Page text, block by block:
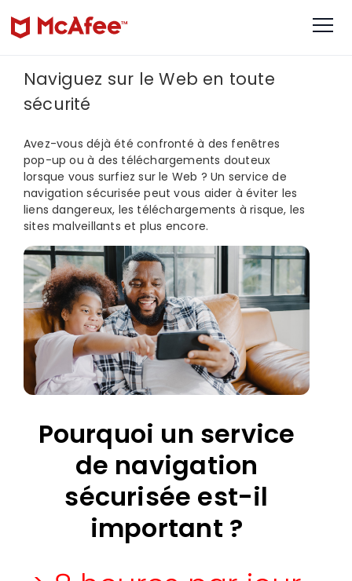
Naviguez sur le Web en toute
sécurité
Avez-vous déjà été confronté à des fenêtres
pop-up ou à des téléchargements douteux
lorsque vous surfiez sur le Web ? Un service de
navigation sécurisée peut vous aider à éviter les
liens dangereux, les téléchargements à risque, les
sites malveillants et plus encore.
Pourquoi un service
de navigation
sécurisée est-il
important ?